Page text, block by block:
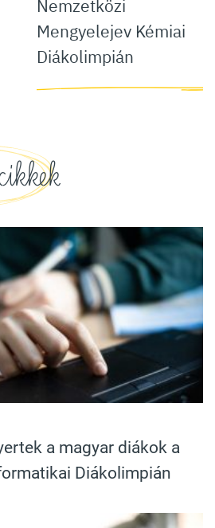
Nemzetközi
Mengyelejev Kémiai
Diákolimpián
a magyar diákok a
Diákolimpián